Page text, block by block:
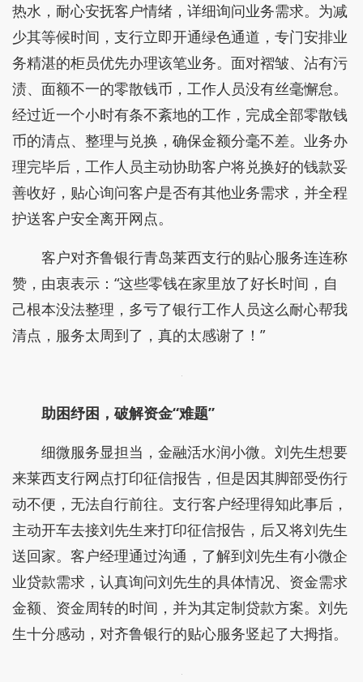
热水，耐心安抚客户情绪，详细询问业务需求。为减
少其等候时间，支行立即开通绿色通道，专门安排业
务精湛的柜员优先办理该笔业务。面对褶皱、沾有污
渍、面额不一的零散钱币，工作人员没有丝毫懈怠。
经过近一个小时有条不紊地的工作，完成全部零散钱
币的清点、整理与兑换，确保金额分毫不差。业务办
理完毕后，工作人员主动协助客户将兑换好的钱款妥
善收好，贴心询问客户是否有其他业务需求，并全程
护送客户安全离开网点。
客户对齐鲁银行青岛莱西支行的贴心服务连连称
赞，由衷表示：“这些零钱在家里放了好长时间，自
己根本没法整理，多亏了银行工作人员这么耐心帮我
清点，服务太周到了，真的太感谢了！”
助困纾困，破解资金“难题”
细微服务显担当，金融活水润小微。刘先生想要
来莱西支行网点打印征信报告，但是因其脚部受伤行
动不便，无法自行前往。支行客户经理得知此事后，
主动开车去接刘先生来打印征信报告，后又将刘先生
送回家。客户经理通过沟通，了解到刘先生有小微企
业贷款需求，认真询问刘先生的具体情况、资金需求
金额、资金周转的时间，并为其定制贷款方案。刘先
生十分感动，对齐鲁银行的贴心服务竖起了大拇指。